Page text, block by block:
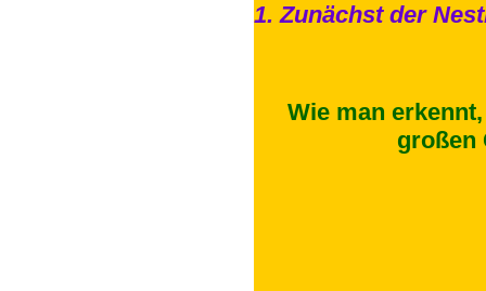
1. Zunächst der
Wie man
großen